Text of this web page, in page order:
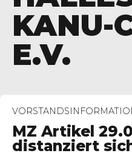
KANU-
E.V.
MZ Artikel
distanziert